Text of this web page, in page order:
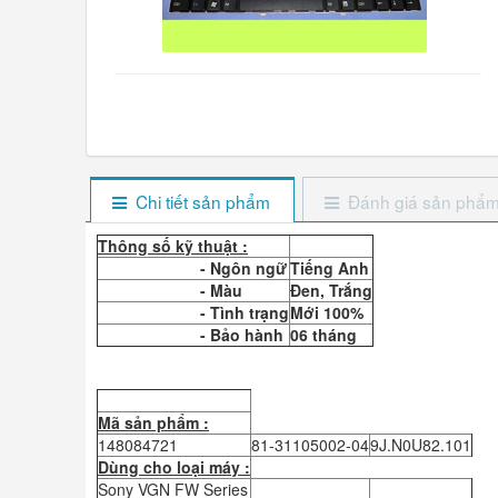
Chi tiết sản phẩm Đánh giá sản
Thông số kỹ thuật :
- Ngôn ngữTiếng Anh
- Màu
Đen, Trắng
- Tình trạngMới 100%
- Bảo hành 06 tháng
Mã sản phẩm :
148084721
81-31105002-049J.N0U82.101
Dùng cho loại máy :
Sony VGN FW Series